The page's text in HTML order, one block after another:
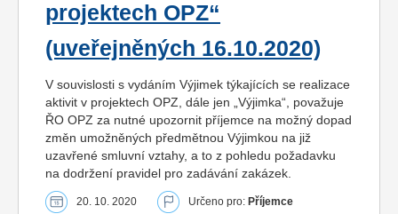
projektech OPZ“
(uveřejněných 16.10.2020)
V souvislosti s vydáním Výjimek týkajících se realizace
aktivit v projektech OPZ, dále jen „Výjimka“, považuje
ŘO OPZ za nutné upozornit příjemce na možný dopad
změn umožněných předmětnou Výjimkou na již
uzavřené smluvní vztahy, a to z pohledu požadavku
na dodržení pravidel pro zadávání zakázek.
20. 10. 2020 Určeno pro: Příjemce